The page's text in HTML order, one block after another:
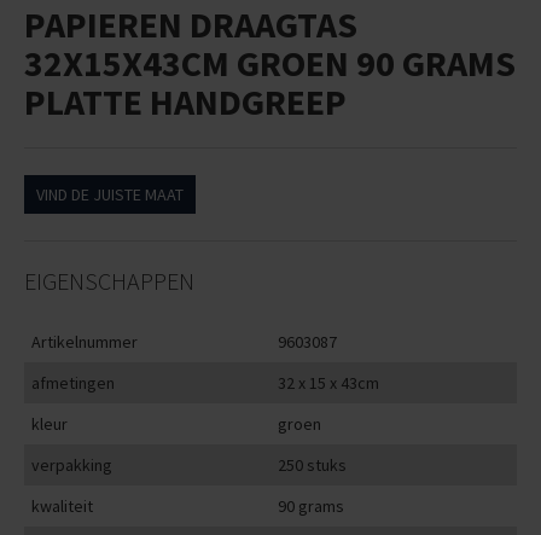
PAPIEREN DRAAGTAS
32X15X43CM GROEN 90 GRAMS
PLATTE HANDGREEP
VIND DE JUISTE MAAT
EIGENSCHAPPEN
Artikelnummer
9603087
afmetingen
32 x 15 x 43cm
kleur
groen
verpakking
250 stuks
kwaliteit
90 grams